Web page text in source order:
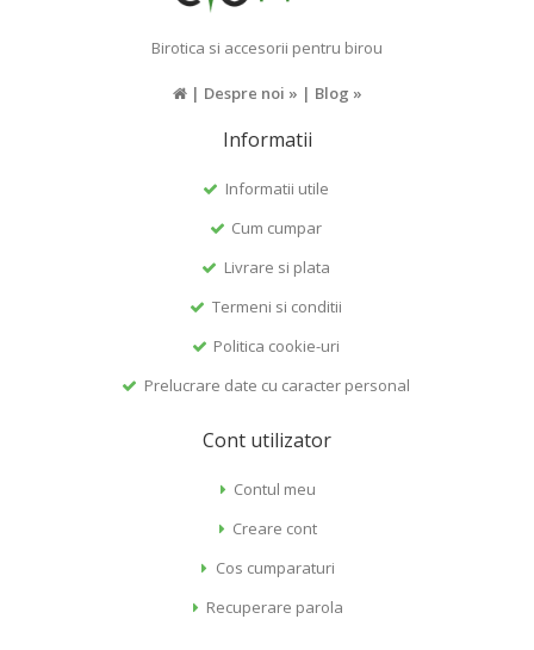
Birotica si accesorii pentru birou
| Despre noi » | Blog »
Informatii
Informatii utile
Cum cumpar
Livrare si plata
Termeni si conditii
Politica cookie-uri
Prelucrare date cu caracter personal
Cont utilizator
Contul meu
Creare cont
Cos cumparaturi
Recuperare parola